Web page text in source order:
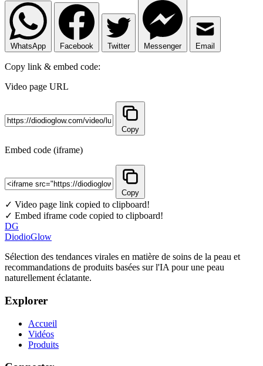
WhatsApp Facebook Twitter Messenger Email
Copy link & embed code:
Video page URL
Copy
Embed code (iframe)
Copy
✓ Video page link copied to clipboard!
✓ Embed iframe code copied to clipboard!
DG
DiodioGlow
Sélection des tendances virales en matière de soins de la peau et
recommandations de produits basées sur l'IA pour une peau
naturellement éclatante.
Explorer
Accueil
Vidéos
Produits